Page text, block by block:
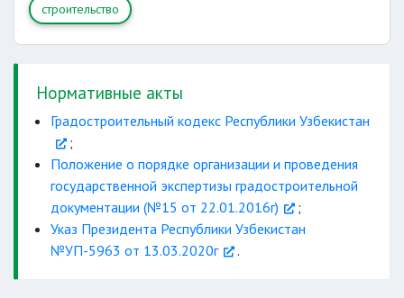
строительство
Нормативные акты
Градостроительный кодекс Республики Узбекистан
;
Положение о порядке организации и проведения
государственной экспертизы градостроительной
документации (№15 от 22.01.2016г)
;
Указ Президента Республики Узбекистан
№УП-5963 от 13.03.2020г
.